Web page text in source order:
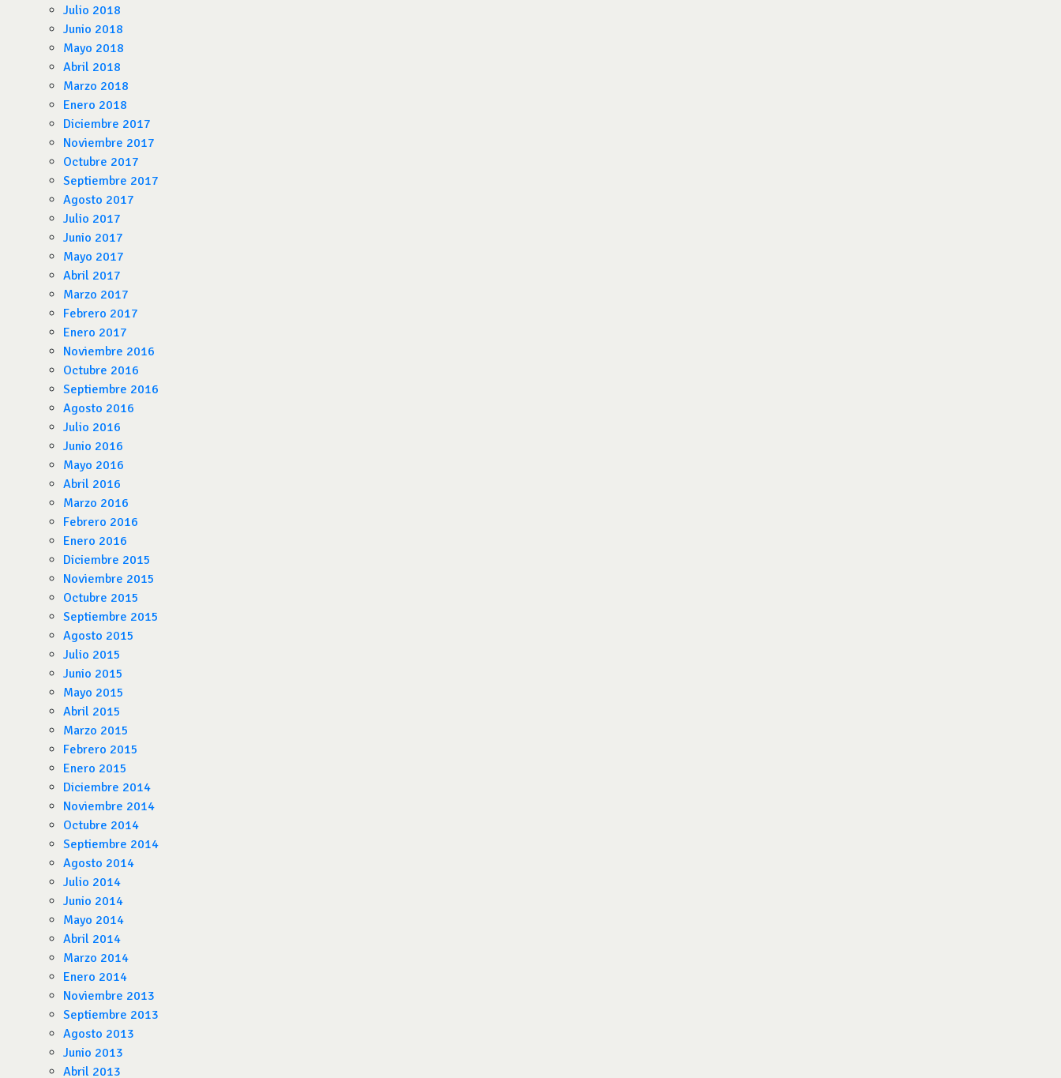
Julio 2018
Junio 2018
Mayo 2018
Abril 2018
Marzo 2018
Enero 2018
Diciembre 2017
Noviembre 2017
Octubre 2017
Septiembre 2017
Agosto 2017
Julio 2017
Junio 2017
Mayo 2017
Abril 2017
Marzo 2017
Febrero 2017
Enero 2017
Noviembre 2016
Octubre 2016
Septiembre 2016
Agosto 2016
Julio 2016
Junio 2016
Mayo 2016
Abril 2016
Marzo 2016
Febrero 2016
Enero 2016
Diciembre 2015
Noviembre 2015
Octubre 2015
Septiembre 2015
Agosto 2015
Julio 2015
Junio 2015
Mayo 2015
Abril 2015
Marzo 2015
Febrero 2015
Enero 2015
Diciembre 2014
Noviembre 2014
Octubre 2014
Septiembre 2014
Agosto 2014
Julio 2014
Junio 2014
Mayo 2014
Abril 2014
Marzo 2014
Enero 2014
Noviembre 2013
Septiembre 2013
Agosto 2013
Junio 2013
Abril 2013